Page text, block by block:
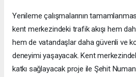
Yenileme çalışmalarının
kent merkezindeki trafik akışı hem
hem de vatandaşlar daha güvenli ve
deneyimi yaşayacak. Kent
katkı sağlayacak proje ile Şehit